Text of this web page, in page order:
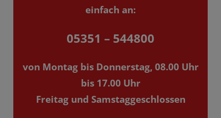
einfach an:
05351 – 544800
von Montag bis Donnerstag, 08.00 Uhr
bis 17.00 Uhr
Freitag und Samstaggeschlossen